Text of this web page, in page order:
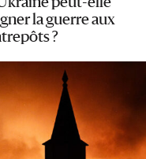
peut-elle
la guerre aux
?